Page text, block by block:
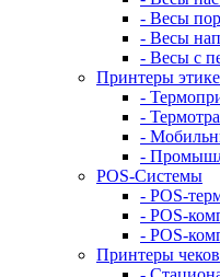
- Весы
- Весы
- Весы с
Принтеры
-
-
-
-
POS-Системы
- POS-
- POS-
- POS-
Принтеры чеков